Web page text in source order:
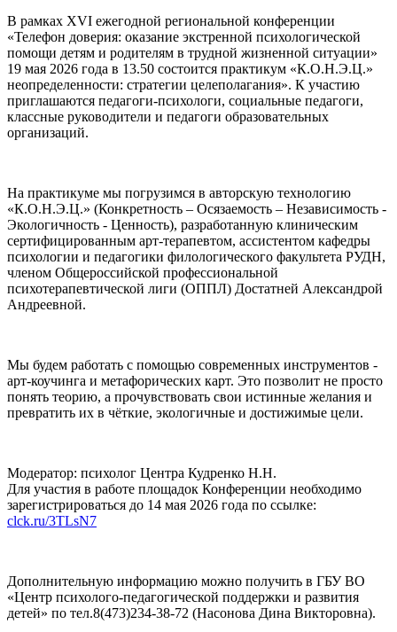
В рамках XVI ежегодной региональной конференции
«Телефон доверия: оказание экстренной психологической
помощи детям и родителям в трудной жизненной ситуации»
19 мая 2026 года в 13.50 состоится практикум «К.О.Н.Э.Ц.»
неопределенности: стратегии целеполагания». К участию
приглашаются педагоги-психологи, социальные педагоги,
классные руководители и педагоги образовательных
организаций.
На практикуме мы погрузимся в авторскую технологию
«К.О.Н.Э.Ц.» (Конкретность – Осязаемость – Независимость -
Экологичность - Ценность), разработанную клиническим
сертифицированным арт-терапевтом, ассистентом кафедры
психологии и педагогики филологического факультета РУДН,
членом Общероссийской профессиональной
психотерапевтической лиги (ОППЛ) Достатней Александрой
Андреевной.
Мы будем работать с помощью современных инструментов -
арт-коучинга и метафорических карт. Это позволит не просто
понять теорию, а прочувствовать свои истинные желания и
превратить их в чёткие, экологичные и достижимые цели.
Модератор: психолог Центра Кудренко Н.Н.
Для участия в работе площадок Конференции необходимо
зарегистрироваться до 14 мая 2026 года по ссылке:
clck.ru/3TLsN7
Дополнительную информацию можно получить в ГБУ ВО
«Центр психолого-педагогической поддержки и развития
детей» по тел.8(473)234-38-72 (Насонова Дина Викторовна).